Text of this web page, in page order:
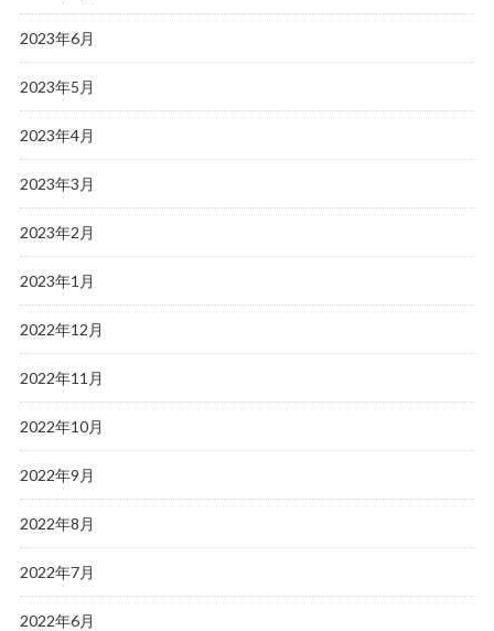
2023年6月
2023年5月
2023年4月
2023年3月
2023年2月
2023年1月
2022年12月
2022年11月
2022年10月
2022年9月
2022年8月
2022年7月
2022年6月